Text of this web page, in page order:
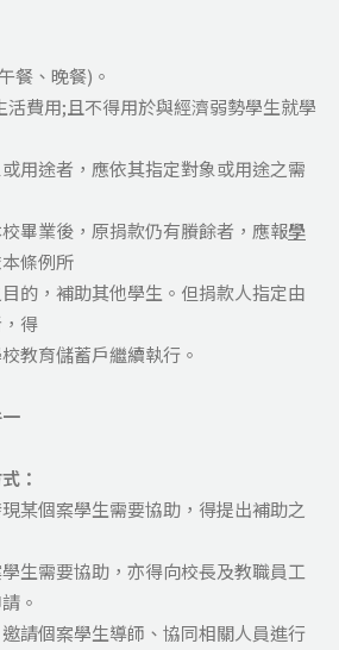
、晚餐)。
費用;且不得用於與經濟弱勢學生就學
用途者，應依其指定對象或用途之需
畢業後，原捐款仍有賸餘者，應報學
條例所
的，補助其他學生。但捐款人指定由
得
教育儲蓄戶繼續執行。
：
某個案學生需要協助，得提出補助之
生需要協助，亦得向校長及教職員工
。
請個案學生導師、協同相關人員進行